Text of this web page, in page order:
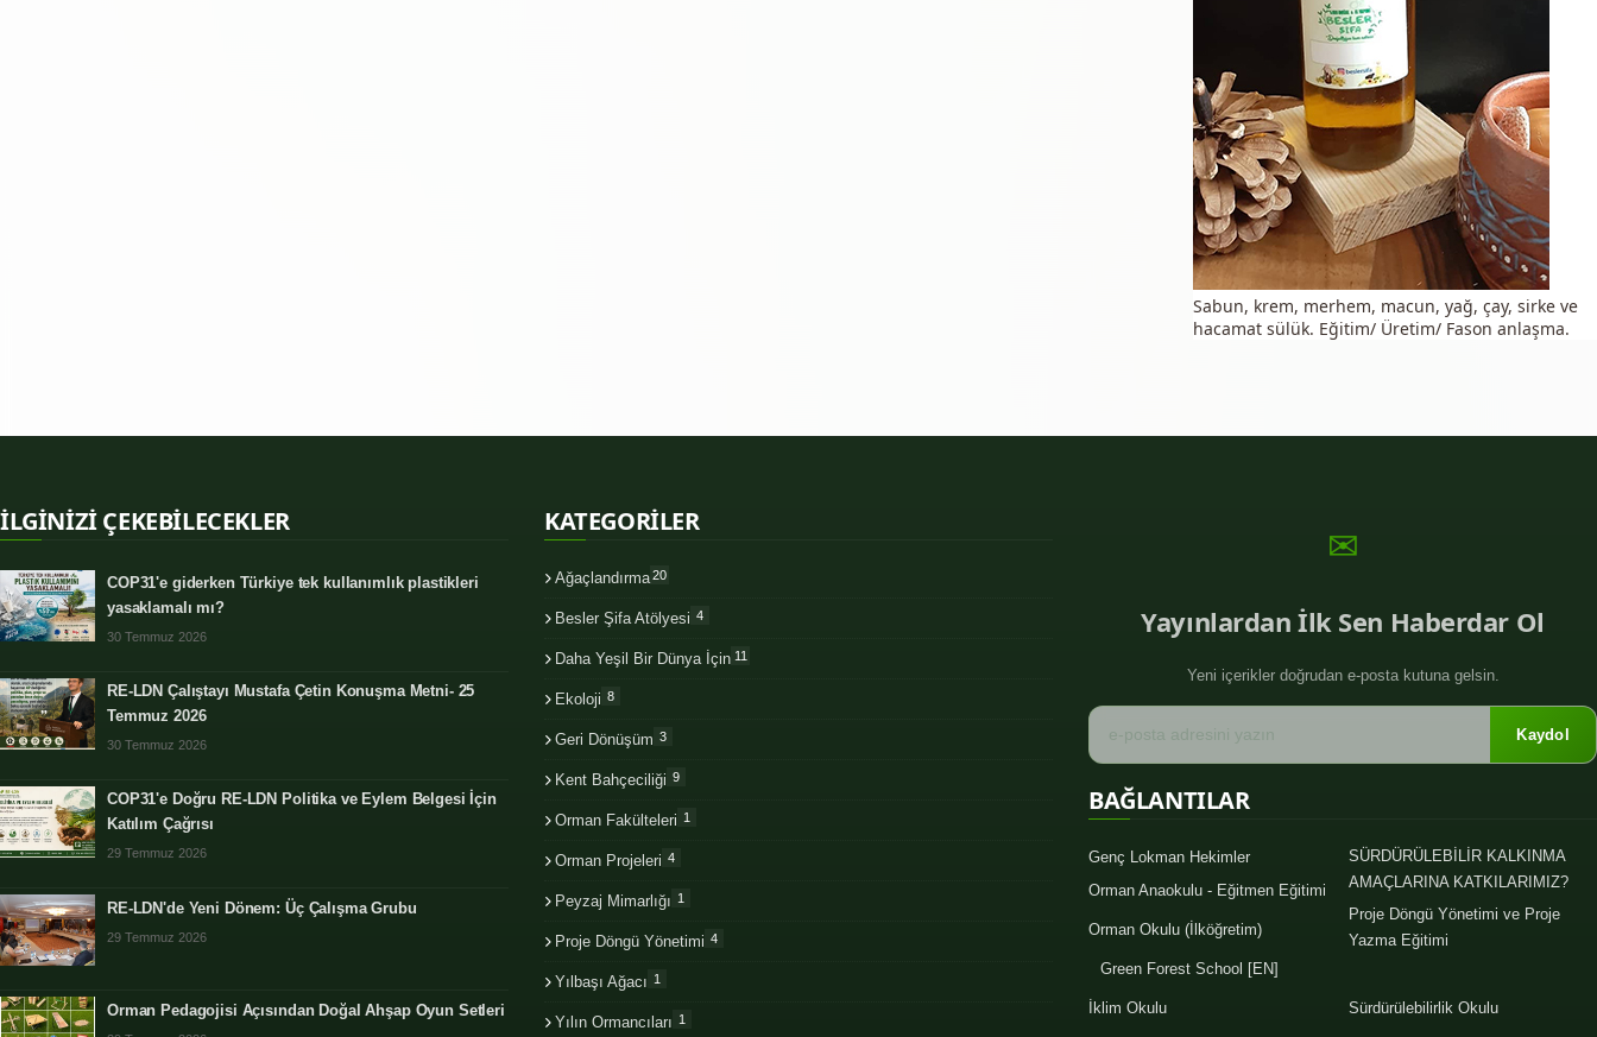
Sabun, krem, merhem, macun, yağ, çay, sirke ve
hacamat sülük. Eğitim/ Üretim/ Fason anlaşma.
İLGİNİZİ ÇEKEBİLECEKLER
COP31'e giderken Türkiye tek kullanımlık plastikleri
yasaklamalı mı?
30 Temmuz 2026
RE-LDN Çalıştayı Mustafa Çetin Konuşma Metni- 25
Temmuz 2026
30 Temmuz 2026
COP31'e Doğru RE-LDN Politika ve Eylem Belgesi İçin
Katılım Çağrısı
29 Temmuz 2026
RE-LDN'de Yeni Dönem: Üç Çalışma Grubu
29 Temmuz 2026
Orman Pedagojisi Açısından Doğal Ahşap Oyun Setleri
KATEGORİLER
Ağaçlandırma20
Besler Şifa Atölyesi 4
Daha Yeşil Bir Dünya İçin 11
Ekoloji 8
Geri Dönüşüm 3
Kent Bahçeciliği 9
Orman Fakülteleri 1
Orman Projeleri 4
Peyzaj Mimarlığı 1
Proje Döngü Yönetimi 4
Yılbaşı Ağacı 1
Yılın Ormancıları 1
✉
Yayınlardan İlk Sen Haberdar Ol
Yeni içerikler doğrudan e-posta kutuna gelsin.
Kaydol
BAĞLANTILAR
Genç Lokman Hekimler
SÜRDÜRÜLEBİLİR KALKINMA
AMAÇLARINA KATKILARIMIZ?
Orman Anaokulu - Eğitmen Eğitimi
Proje Döngü Yönetimi ve Proje
Yazma Eğitimi
Orman Okulu (İlköğretim)
Green Forest School [EN]
İklim Okulu Sürdürülebilirlik Okulu